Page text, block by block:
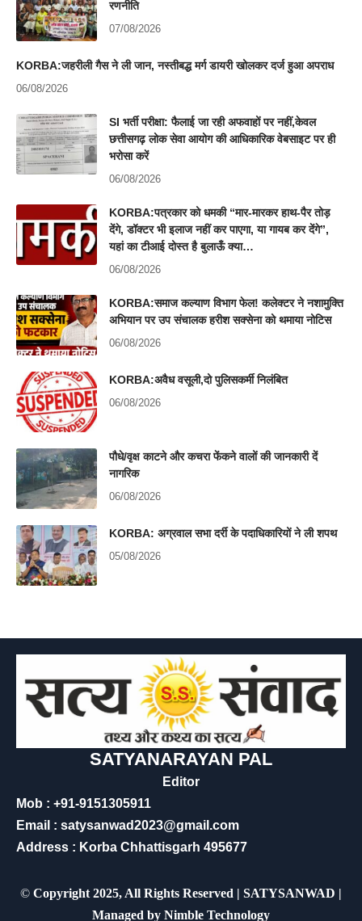
रणनीति
07/08/2026
KORBA:जहरीली गैस ने ली जान, नस्तीबद्ध मर्ग डायरी खोलकर दर्ज हुआ अपराध
06/08/2026
SI भर्ती परीक्षा: फैलाई जा रही अफवाहों पर नहीं,केवल
छत्तीसगढ़ लोक सेवा आयोग की आधिकारिक वेबसाइट पर ही
भरोसा करें
06/08/2026
KORBA:पत्रकार को धमकी “मार-मारकर हाथ-पैर तोड़
देंगे, डॉक्टर भी इलाज नहीं कर पाएगा, या गायब कर देंगे”,
यहां का टीआई दोस्त है बुलाऊँ क्या…
06/08/2026
KORBA:समाज कल्याण विभाग फेल! कलेक्टर ने नशामुक्ति
अभियान पर उप संचालक हरीश सक्सेना को थमाया नोटिस
06/08/2026
KORBA:अवैध वसूली,दो पुलिसकर्मी निलंबित
06/08/2026
पौधे/वृक्ष काटने और कचरा फेंकने वालों की जानकारी दें
नागरिक
06/08/2026
KORBA: अग्रवाल सभा दर्री के पदाधिकारियों ने ली शपथ
05/08/2026
SATYANARAYAN PAL
Editor
Mob : +91-9151305911
Email : satysanwad2023@gmail.com
Address : Korba Chhattisgarh 495677
© Copyright 2025, All Rights Reserved | SATYSANWAD |
Managed by Nimble Technology